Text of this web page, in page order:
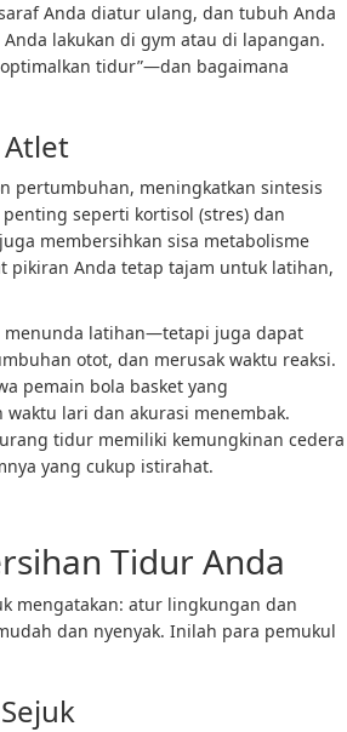
Anda diatur ulang, dan tubuh Anda
lakukan di gym atau di lapangan.
tidur”—dan bagaimana
pertumbuhan, meningkatkan sintesis
seperti kortisol (stres) dan
membersihkan sisa metabolisme
pikiran Anda tetap tajam untuk latihan,
latihan—tetapi juga dapat
otot, dan merusak waktu reaksi.
pemain bola basket yang
lari dan akurasi menembak.
tidur memiliki kemungkinan cedera
yang cukup istirahat.
Tidur Anda
mengatakan: atur lingkungan dan
dan nyenyak. Inilah para pemukul